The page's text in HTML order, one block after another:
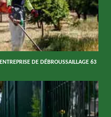
ENTREPRISE DE DÉBROUSSAILLAGE 63